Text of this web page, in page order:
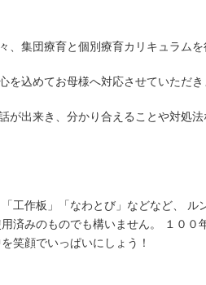
集団療育と個別療育カリキュラムを
込めてお母様へ対応させていただき
が出来き、分かり合えることや対処法
工作板」「なわとび」などなど、 ル
済みのものでも構いません。 １００
笑顔でいっぱいにしょう！